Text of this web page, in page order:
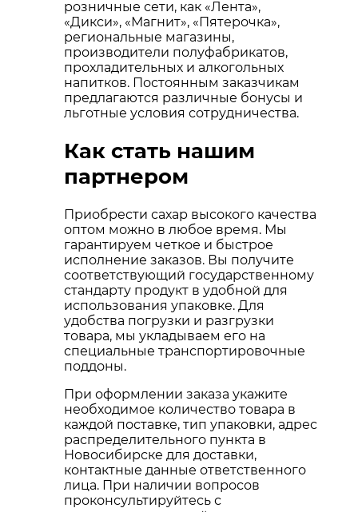
розничные сети, как «Лента»,
«Дикси», «Магнит», «Пятерочка»,
региональные магазины,
производители полуфабрикатов,
прохладительных и алкогольных
напитков. Постоянным заказчикам
предлагаются различные бонусы и
льготные условия сотрудничества.
Как стать нашим
партнером
Приобрести сахар высокого качества
оптом можно в любое время. Мы
гарантируем четкое и быстрое
исполнение заказов. Вы получите
соответствующий государственному
стандарту продукт в удобной для
использования упаковке. Для
удобства погрузки и разгрузки
товара, мы укладываем его на
специальные транспортировочные
поддоны.
При оформлении заказа укажите
необходимое количество товара в
каждой поставке, тип упаковки, адрес
распределительного пункта в
Новосибирске для доставки,
контактные данные ответственного
лица. При наличии вопросов
проконсультируйтесь с